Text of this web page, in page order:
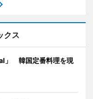
クス
」 韓国定番料理を現